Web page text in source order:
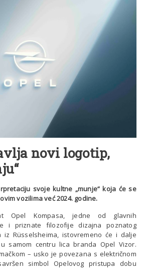
novi logotip,
svoje kultne „munje“ koja će se
vozilima već 2024. godine.
Opel Kompasa, jedne od glavnih
i priznate filozofije dizajna poznatog
iz Rüsselsheima, istovremeno će i dalje
samom centru lica branda Opel Vizor.
– usko je povezana s električnom
simbol Opelovog pristupa dobu